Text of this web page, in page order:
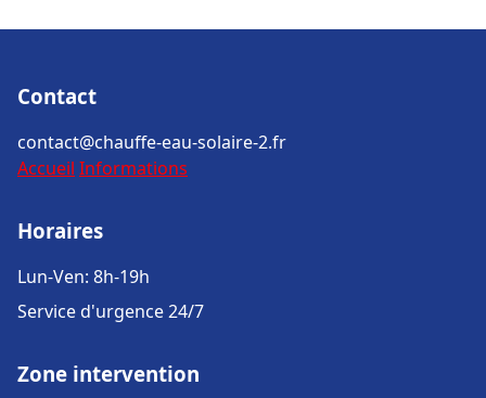
Contact
contact@chauffe-eau-solaire-2.fr
Accueil Informations
Horaires
Lun-Ven: 8h-19h
Service d'urgence 24/7
Zone intervention